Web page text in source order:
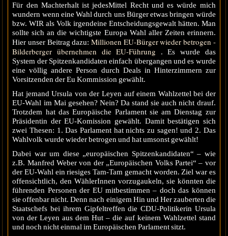
Für den Machterhalt ist jedesMittel Recht und es würde mich
wundern wenn eine Wahl durch uns Bürger etwas bringen würde
bzw. WIR als Volk irgendeine Entscheidungsgewalt hätten. Man
sollte sich an die wichtigste Europa Wahl aller Zeiten erinnern.
Hier unser Beitrag dazu: Millionen EU-Bürger wieder betrogen -
Bilderberger übernehmen die EU-Führung . Es wurde das
System der Spitzenkandidaten einfach übergangen und es wurde
eine völlig andere Person durch Deals in Hinterzimmern zur
Vorsitzenden der Eu Kommission gewählt.
Hat jemand Ursula von der Leyen auf einem Wahlzettel bei der
EU-Wahl im Mai gesehen? Nein? Da stand sie auch nicht drauf.
Trotzdem hat das Europäische Parlament sie am Dienstag zur
Präsidentin der EU-Komission gewählt. Damit bestätigen sich
zwei Thesen: 1. Das Parlament hat nichts zu sagen! und 2. Das
Wahlvolk wurde wieder betrogen und hat umsonst gewählt!
Dabei war um diese „europäischen Spitzenkandidaten“ – wie
z.B. Manfred Weber von der „Europäischen Volks Partei“ – vor
der EU-Wahl ein riesiges Tam-Tam gemacht worden. Ziel war es
offensichtlich, den WählerInnen vorzugaukeln, sie könnten die
führenden Personen der EU mitbestimmen – doch das können
sie offenbar nicht. Denn nach einigem Hin und Her zauberten die
Staatschefs bei ihrem Gipfeltreffen die CDU-Politikerin Ursula
von der Leyen aus dem Hut – die auf keinem Wahlzettel stand
und noch nicht einmal im Europäischen Parlament sitzt.